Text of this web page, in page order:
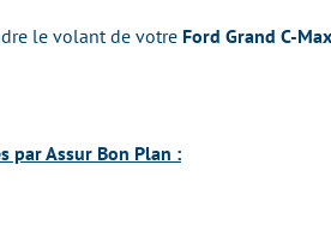
le volant de votre Ford Grand C-Max
par Assur Bon Plan :